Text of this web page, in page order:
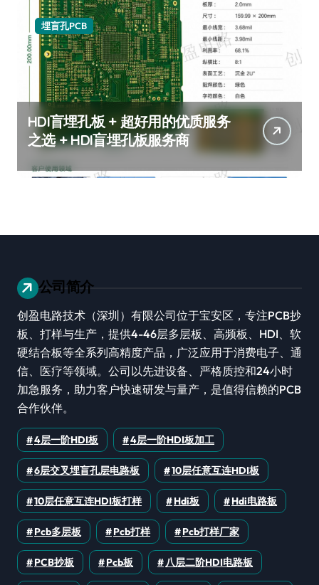
埋盲孔PCB
HDI盲埋孔板 + 超好用的优质服务
之选 + HDI盲埋孔板服务商
公司简介
创盈电路技术（深圳）有限公司位于宝安区，专注PCB抄
板、打样与生产，提供4-46层多层板、高频板、HDI、软
硬结合板等全系列高精度产品，广泛应用于消费电子、通
信、医疗等领域。公司以先进设备、严格质控和24小时
加急服务，助力客户快速研发与量产，是值得信赖的PCB
合作伙伴。
4层一阶HDI板 4层一阶HDI板加工
6层交叉埋盲孔层电路板 10层任意互连HDI板
10层任意互连HDI板打样 Hdi板 Hdi电路板
Pcb多层板 Pcb打样 Pcb打样厂家
PCB抄板 Pcb板 八层二阶HDI电路板